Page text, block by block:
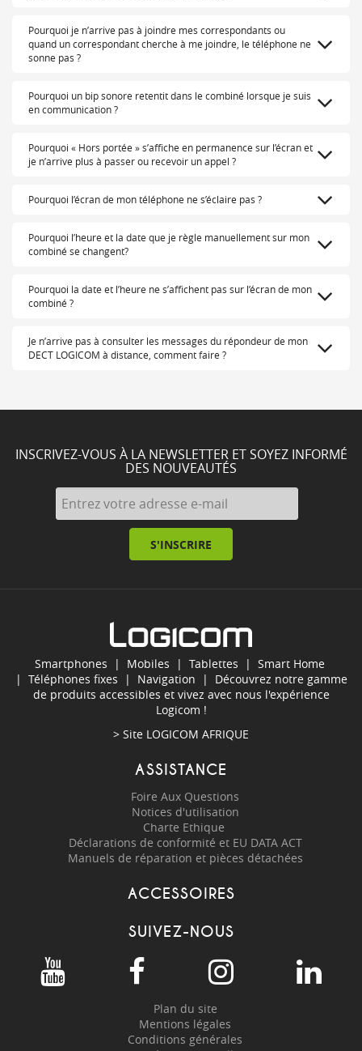
Pourquoi je n’arrive pas à joindre mes correspondants ou
quand un correspondant cherche à me joindre, le téléphone ne
sonne pas ?
Pourquoi un bip sonore retentit dans le combiné lorsque je suis
en communication ?
Pourquoi « Hors portée » s’affiche en permanence sur l’écran et
je n’arrive plus à passer ou recevoir un appel ?
Pourquoi l’écran de mon téléphone ne s’éclaire pas ?
Pourquoi l’heure et la date que je règle manuellement sur mon
combiné se changent?
Pourquoi la date et l’heure ne s’affichent pas sur l’écran de mon
combiné ?
Je n’arrive pas à consulter les messages du répondeur de mon
DECT LOGICOM à distance, comment faire ?
INSCRIVEZ-VOUS À LA NEWSLETTER ET SOYEZ INFORMÉ
DES NOUVEAUTÉS
S'INSCRIRE
Smartphones | Mobiles | Tablettes | Smart Home
| Téléphones fixes | Navigation | Découvrez notre gamme
de produits accessibles et vivez avec nous l'expérience
Logicom !
> Site LOGICOM AFRIQUE
ASSISTANCE
Foire Aux Questions
Notices d'utilisation
Charte Ethique
Déclarations de conformité et EU DATA ACT
Manuels de réparation et pièces détachées
ACCESSOIRES
SUIVEZ-NOUS
Plan du site
Mentions légales
Conditions générales